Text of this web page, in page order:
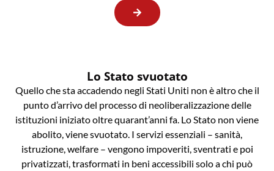
Lo Stato svuotato
Quello che sta accadendo negli Stati Uniti non è altro che il
punto d’arrivo del processo di neoliberalizzazione delle
istituzioni iniziato oltre quarant’anni fa. Lo Stato non viene
abolito, viene svuotato. I servizi essenziali – sanità,
istruzione, welfare – vengono impoveriti, sventrati e poi
privatizzati, trasformati in beni accessibili solo a chi può